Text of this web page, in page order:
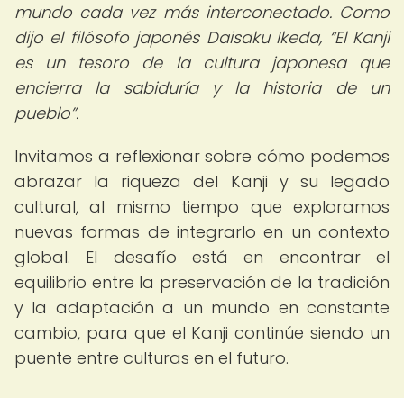
mundo cada vez más interconectado. Como
dijo el filósofo japonés Daisaku Ikeda, El Kanji
es un tesoro de la cultura japonesa que
encierra la sabiduría y la historia de un
pueblo .
Invitamos a reflexionar sobre cómo podemos
abrazar la riqueza del Kanji y su legado
cultural, al mismo tiempo que exploramos
nuevas formas de integrarlo en un contexto
global. El desafío está en encontrar el
equilibrio entre la preservación de la tradición
y la adaptación a un mundo en constante
cambio, para que el Kanji continúe siendo un
puente entre culturas en el futuro.